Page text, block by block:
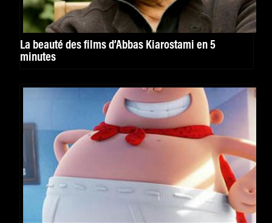
La beauté des films d’Abbas Kiarostami en 5
minutes